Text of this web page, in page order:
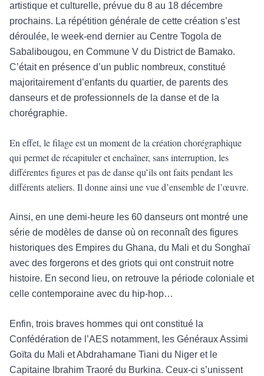
artistique et culturelle, prévue du 8 au 18 décembre
prochains. La répétition générale de cette création s’est
déroulée, le week-end dernier au Centre Togola de
Sabalibougou, en Commune V du District de Bamako.
C’était en présence d’un public nombreux, constitué
majoritairement d’enfants du quartier, de parents des
danseurs et de professionnels de la danse et de la
chorégraphie.
En effet, le filage est un moment de la création chorégraphique
qui permet de récapituler et enchaîner, sans interruption, les
différentes figures et pas de danse qu’ils ont faits pendant les
différents ateliers. Il donne ainsi une vue d’ensemble de l’œuvre.
Ainsi, en une demi-heure les 60 danseurs ont montré une
série de modèles de danse où on reconnaît des figures
historiques des Empires du Ghana, du Mali et du Songhaï
avec des forgerons et des griots qui ont construit notre
histoire. En second lieu, on retrouve la période coloniale et
celle contemporaine avec du hip-hop…
Enfin, trois braves hommes qui ont constitué la
Confédération de l’AES notamment, les Généraux Assimi
Goïta du Mali et Abdrahamane Tiani du Niger et le
Capitaine Ibrahim Traoré du Burkina. Ceux-ci s’unissent